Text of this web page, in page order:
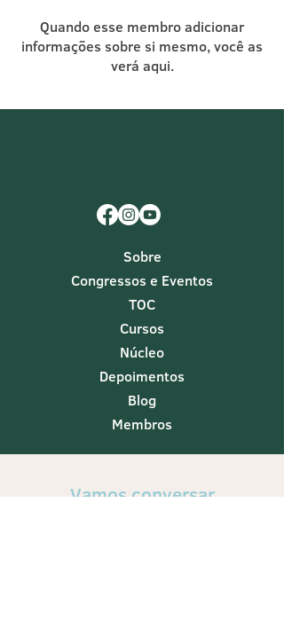
Quando esse membro adicionar
informações sobre si mesmo, você as
verá aqui.
Sobre
Congressos e Eventos
TOC
Cursos
Núcleo
Depoimentos
Blog
Membros
Vamos conversar